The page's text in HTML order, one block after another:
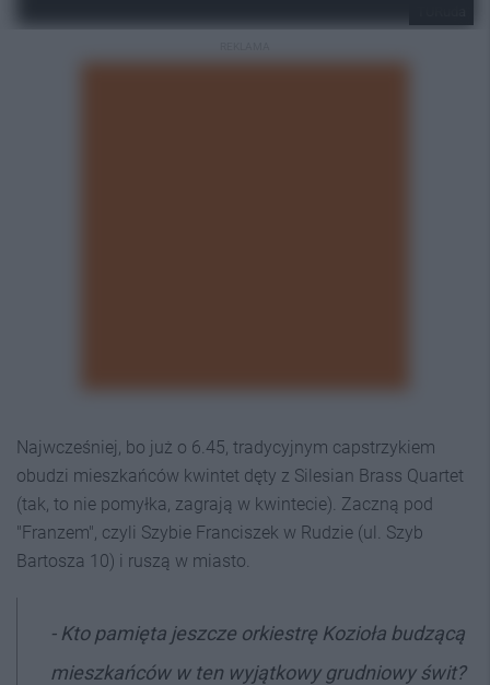
Najwcześniej, bo już o 6.45, tradycyjnym capstrzykiem
obudzi mieszkańców kwintet dęty z Silesian Brass Quartet
(tak, to nie pomyłka, zagrają w kwintecie). Zaczną pod
"Franzem", czyli Szybie Franciszek w Rudzie (ul. Szyb
Bartosza 10) i ruszą w miasto.
- Kto pamięta jeszcze orkiestrę Kozioła budzącą
mieszkańców w ten wyjątkowy grudniowy świt?